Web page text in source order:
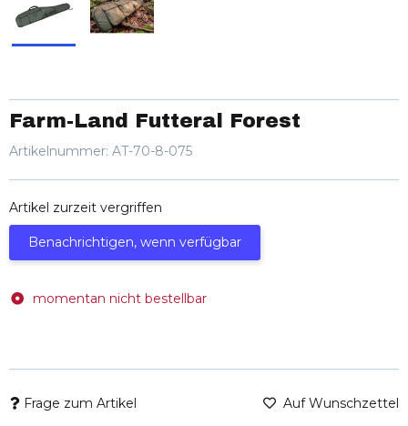
Farm-Land Futteral Forest
Artikelnummer: AT-70-8-075
Artikel zurzeit vergriffen
Benachrichtigen, wenn verfügbar
momentan nicht bestellbar
Frage zum Artikel Auf Wunschzettel